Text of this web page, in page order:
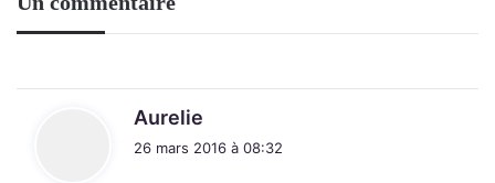
Aurelie
26 mars 2016 à 08:32